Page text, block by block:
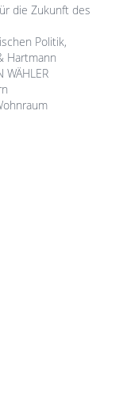
die Zukunft des
Politik,
Hartmann